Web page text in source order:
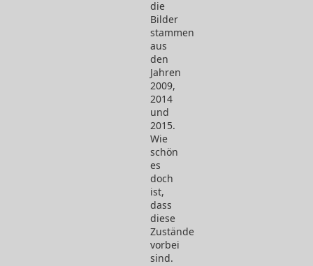
die
Bilder
stammen
aus
den
Jahren
2009,
2014
und
2015.
Wie
schön
es
doch
ist,
dass
diese
Zustände
vorbei
sind.